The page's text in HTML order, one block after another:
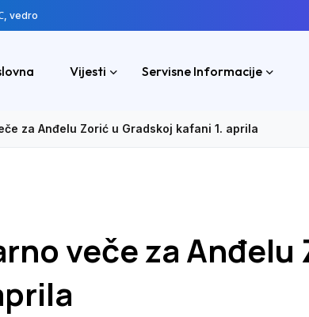
vedro
Vijesti Servisne Informacije
za Anđelu Zorić u Gradskoj kafani 1. aprila
veče za Anđelu